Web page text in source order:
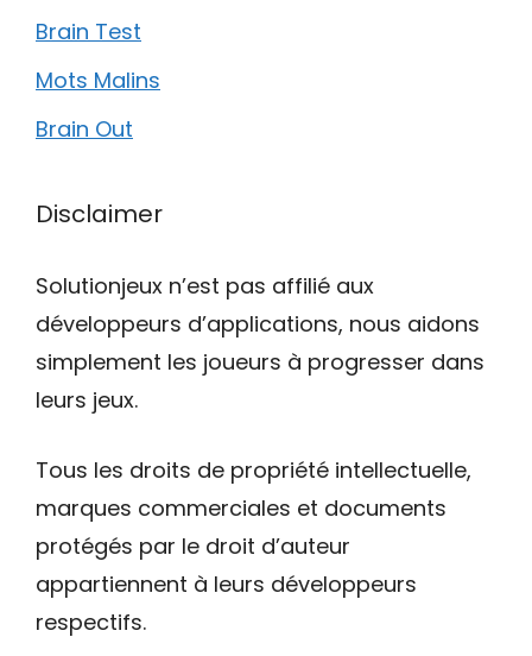
Brain Test
Mots Malins
Brain Out
Disclaimer
Solutionjeux n’est pas affilié aux
développeurs d’applications, nous aidons
simplement les joueurs à progresser dans
leurs jeux.
Tous les droits de propriété intellectuelle,
marques commerciales et documents
protégés par le droit d’auteur
appartiennent à leurs développeurs
respectifs.